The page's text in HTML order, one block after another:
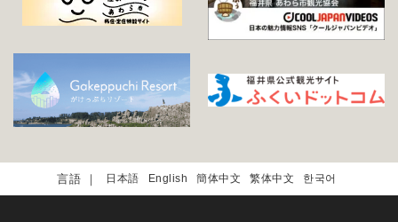
日本語 English 簡体中文 繁体中文 한국어